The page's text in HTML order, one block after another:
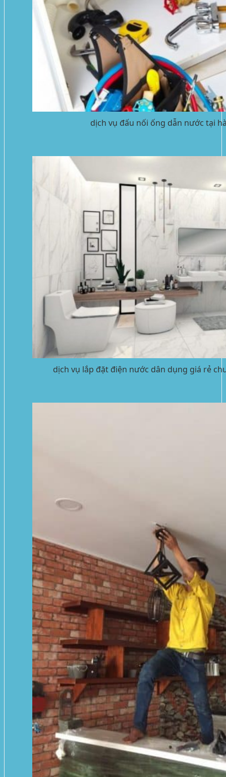
dịch vụ đấu nối ống dẫn nước tại
dịch vụ lắp đặt điện nước dân dụng giá rẻ